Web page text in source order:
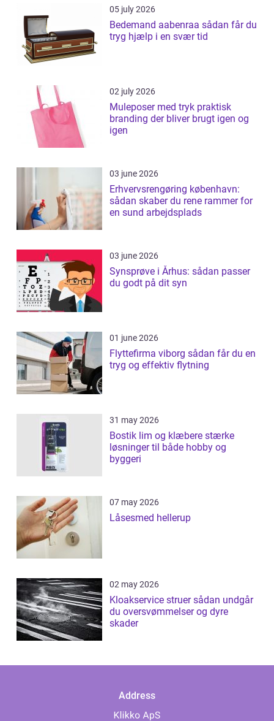
05 july 2026
Bedemand aabenraa sådan får du
tryg hjælp i en svær tid
02 july 2026
Muleposer med tryk praktisk
branding der bliver brugt igen og
igen
03 june 2026
Erhvervsrengøring københavn:
sådan skaber du rene rammer for
en sund arbejdsplads
03 june 2026
Synsprøve i Århus: sådan passer
du godt på dit syn
01 june 2026
Flyttefirma viborg sådan får du en
tryg og effektiv flytning
31 may 2026
Bostik lim og klæbere stærke
løsninger til både hobby og
byggeri
07 may 2026
Låsesmed hellerup
02 may 2026
Kloakservice struer sådan undgår
du oversvømmelser og dyre
skader
Address